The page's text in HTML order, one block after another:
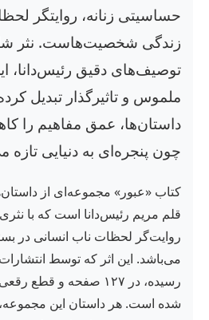
حساسیتی زنانه، روایتگر
زندگی شخصیت‌هاست. نثر
توصیف‌های دقیق رئیس‌دانا،
ملموس و تاثیرگذار تبدیل
داستان‌ها، عمق مفاهیم را
چون پنجره‌ای به دنیایی تازه
کتاب «عبور» مجموعه‌ای از
قلم مریم رئیس‌دانا است که با
روایت‌گر لحظات ناب انسانی در
می‌باشد. این اثر که توسط
رسیده، در ۱۲۷ صفحه و
شده است. هر داستان این مجموعه،